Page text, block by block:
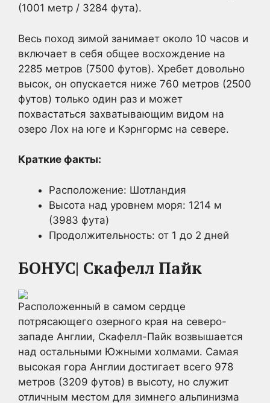
(1001 метр / 3284 фута).
Весь поход зимой занимает около 10 часов и
включает в себя общее восхождение на
2285 метров (7500 футов). Хребет довольно
высок, он опускается ниже 760 метров (2500
футов) только один раз и может
похвастаться захватывающим видом на
озеро Лох на юге и Кэрнгормс на севере.
Краткие факты:
Расположение: Шотландия
Высота над уровнем моря: 1214 м
(3983 фута)
Продолжительность: от 1 до 2 дней
БОНУС| Скафелл Пайк
Расположенный в самом сердце
потрясающего озерного края на северо-
западе Англии, Скафелл-Пайк возвышается
над остальными Южными холмами. Самая
высокая гора Англии достигает всего 978
метров (3209 футов) в высоту, но служит
отличным местом для зимнего альпинизма